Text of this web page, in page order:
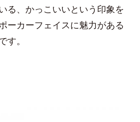
る、かっこいいという印象を
ーカーフェイスに魅力がある
す。